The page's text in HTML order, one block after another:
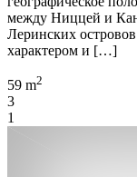
между Ниццей и
Леринских
характером и […]
59 m2
3
1